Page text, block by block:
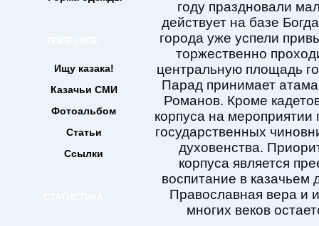
Ищу казака!
Казачьи СМИ
Фотоальбом
Статьи
Ссылки
году праздновали
действует на базе
города уже успели
торжественно
центральную площадь
Парад принимает
Романов. Кроме
корпуса на мероприятии
государственных
духовенства.
корпуса является
воспитание в казачьем
Православная вера и
многих веков